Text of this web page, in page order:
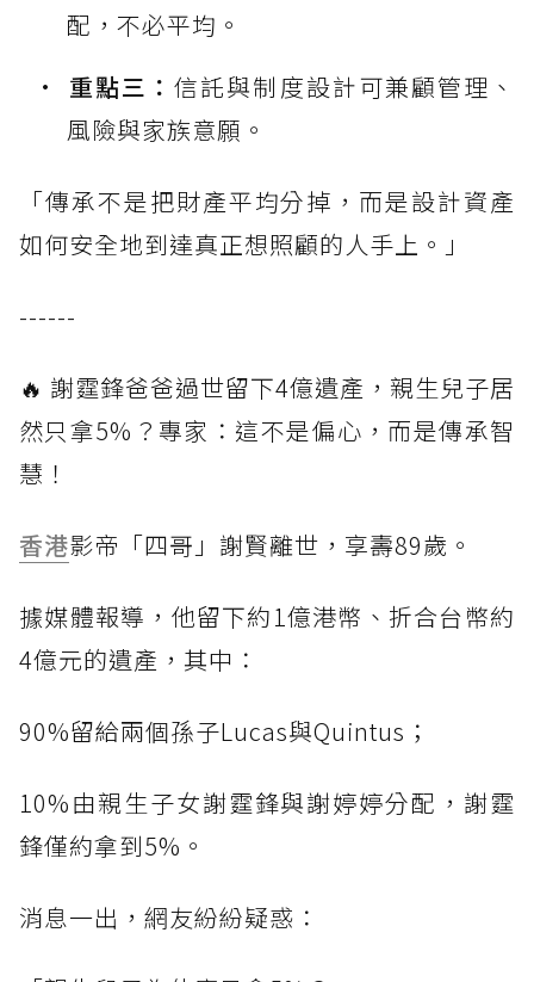
配，不必平均。
重點三：信託與制度設計可兼顧管理、
風險與家族意願。
「傳承不是把財產平均分掉，而是設計資產
如何安全地到達真正想照顧的人手上。」
------
🔥 謝霆鋒爸爸過世留下4億遺產，親生兒子居
然只拿5%？專家：這不是偏心，而是傳承智
慧！
香港影帝「四哥」謝賢離世，享壽89歲。
據媒體報導，他留下約1億港幣、折合台幣約
4億元的遺產，其中：
90%留給兩個孫子Lucas與Quintus；
10%由親生子女謝霆鋒與謝婷婷分配，謝霆
鋒僅約拿到5%。
消息一出，網友紛紛疑惑：